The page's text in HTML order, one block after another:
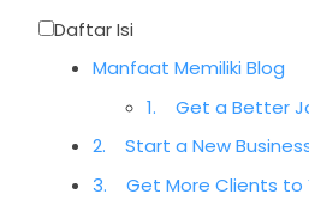
Daftar Isi
Manfaat Memiliki Blog
1. Get a Better
2. Start a New
3. Get More Clients to